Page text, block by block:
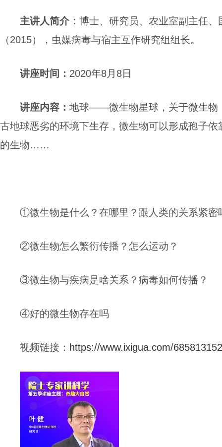
主讲人简介： 博士、研究员、农业室副主任
（2015），虫媒病毒与宿主互作研究组组长。
讲座时间： 2020年8月8日
讲座内容 ： 地球——微生物星球，关于微生物
古地球恶劣的环境下生存，微生物可以形成孢子依
的生物……
①微生物是什么？在哪里？跟人类的关系紧密
②微生物怎么繁衍传播？怎么运动？
③微生物与疾病是啥关系？病毒如何传播？
④好的微生物存在吗
视频链接： https://www.ixigua.com/